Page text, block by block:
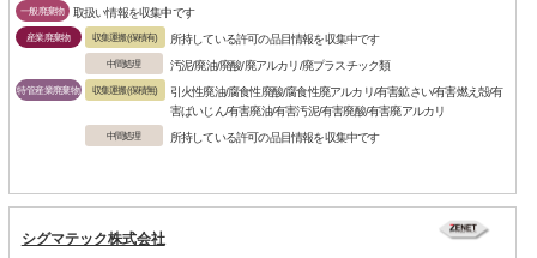
一般廃棄物 取扱い情報を収集中です
産業廃棄物 収集運搬(保積有) 所持している許可の品目情報を収集中です
中間処理 汚泥/廃油/廃酸/廃アルカリ/廃プラスチック類
特管産業廃棄物 収集運搬(保積無)
引火性廃油/腐食性廃酸/腐食性廃アルカリ/有害鉱さい/有害燃え殻/有
害ばいじん/有害廃油/有害汚泥/有害廃酸/有害廃アルカリ
中間処理 所持している許可の品目情報を収集中です
シグマテック株式会社